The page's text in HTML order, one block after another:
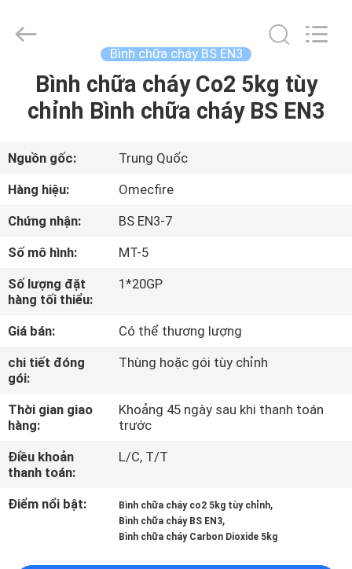
NHÀ
SẢN
PHẨM
VỀ
CHÚNG
TÔI
THAM
QUAN
NHÀ
MÁY
Machinery
& Equipment
Bình chữa cháy BS EN3
Bình chữa cháy Co2 5kg tùy
chỉnh Bình chữa cháy BS EN3
Nguồn gốc:
Trung Quốc
Hàng hiệu:
Omecfire
Chứng nhận:
BS EN3-7
Số mô hình:
MT-5
Số lượng đặt
hàng tối thiểu:
1*20GP
Giá bán:
Có thể thương lượng
chi tiết đóng
gói:
Thùng hoặc gói tùy chỉnh
Thời gian giao
hàng:
Khoảng 45 ngày sau khi thanh toán
trước
Điều khoản
thanh toán:
L/C, T/T
Điểm nổi bật: Bình chữa cháy co2 5kg tùy chỉnh,
Bình chữa cháy BS EN3,
Bình chữa cháy Carbon Dioxide 5kg